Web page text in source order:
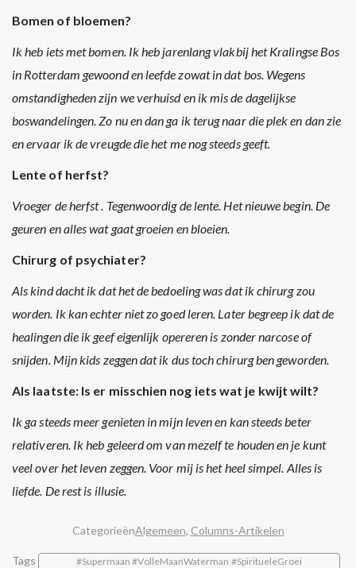
Bomen of bloemen?
Ik heb iets met bomen. Ik heb jarenlang vlakbij het Kralingse Bos
in Rotterdam gewoond en leefde zowat in dat bos. Wegens
omstandigheden zijn we verhuisd en ik mis de dagelijkse
boswandelingen. Zo nu en dan ga ik terug naar die plek en dan zie
en ervaar ik de vreugde die het me nog steeds geeft.
Lente of herfst?
Vroeger de herfst . Tegenwoordig de lente. Het nieuwe begin. De
geuren en alles wat gaat groeien en bloeien.
Chirurg of psychiater?
Als kind dacht ik dat het de bedoeling was dat ik chirurg zou
worden. Ik kan echter niet zo goed leren. Later begreep ik dat de
healingen die ik geef eigenlijk opereren is zonder narcose of
snijden. Mijn kids zeggen dat ik dus toch chirurg ben geworden.
Als laatste: Is er misschien nog iets wat je kwijt wilt?
Ik ga steeds meer genieten in mijn leven en kan steeds beter
relativeren. Ik heb geleerd om van mezelf te houden en je kunt
veel over het leven zeggen. Voor mij is het heel simpel. Alles is
liefde. De rest is illusie.
CategorieënAlgemeen, Columns-Artikelen
Tags
#Supermaan #VolleMaanWaterman #SpiritueleGroei